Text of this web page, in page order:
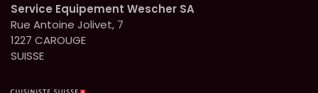
Service Equipement Wescher SA
Rue Antoine Jolivet, 7
1227 CAROUGE
SUISSE